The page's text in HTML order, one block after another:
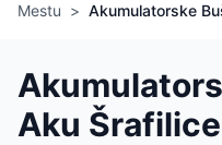
Mestu > Akumulatorske
Aku Šrafilice